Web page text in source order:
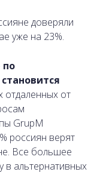
доверяли
уже на 23%.
по
отдаленных от
GrupM
россиян верят
Все большее
в альтернативных